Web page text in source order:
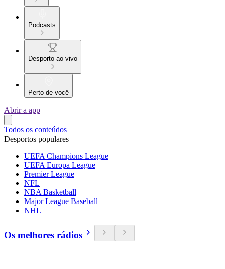
Podcasts
Desporto ao vivo
Perto de você
Abrir a app
Todos os conteúdos
Desportos populares
UEFA Champions League
UEFA Europa League
Premier League
NFL
NBA Basketball
Major League Baseball
NHL
Os melhores rádios